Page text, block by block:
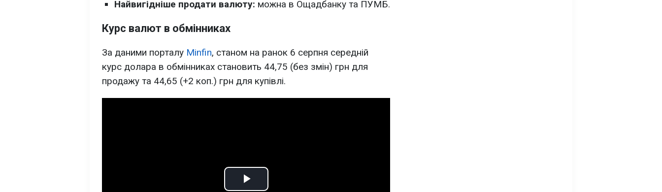
Найвигідніше продати валюту: можна в Ощадбанку та ПУМБ.
Курс валют в обмінниках
За даними порталу Minfin, станом на ранок 6 серпня середній
курс долара в обмінниках становить 44,75 (без змін) грн для
продажу та 44,65 (+2 коп.) грн для купівлі.